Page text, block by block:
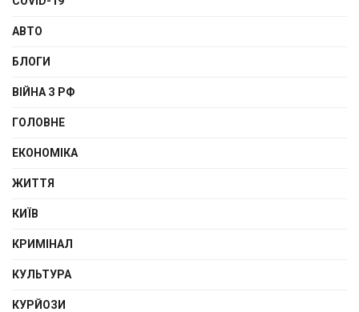
АВТО
БЛОГИ
ВІЙНА З РФ
ГОЛОВНЕ
ЕКОНОМІКА
ЖИТТЯ
КИЇВ
КРИМІНАЛ
КУЛЬТУРА
КУРЙОЗИ